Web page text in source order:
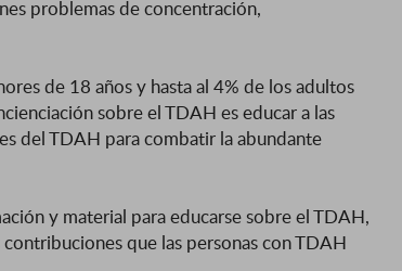
problemas de concentración,
de 18 años y hasta al 4% de los adultos
sobre el TDAH es educar a las
del TDAH para combatir la abundante
y material para educarse sobre el TDAH,
que las personas con TDAH